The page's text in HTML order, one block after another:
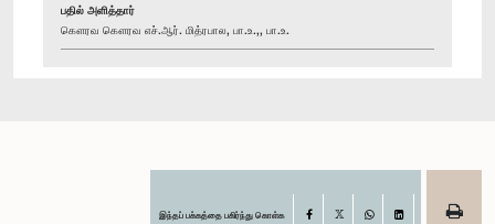
பதில் அளித்தார்
கௌரவ கௌரவ எச்.ஆர். மித்ரபால, பா.உ.,, பா.உ.
இந்தப் பக்கத்தை பகிர்ந்து கொள்க Facebook